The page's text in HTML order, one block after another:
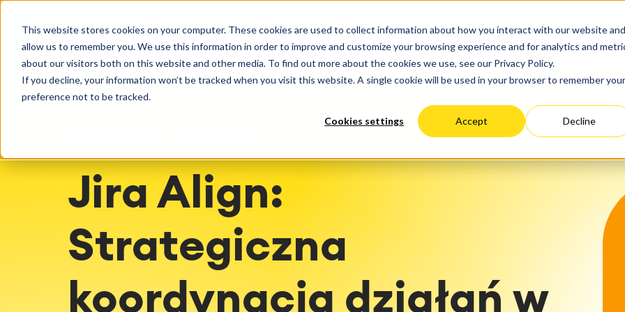
This website stores cookies on your computer. These cookies are used to collect information about how you interact with our website and
allow us to remember you. We use this information in order to improve and customize your browsing experience and for analytics and
about our visitors both on this website and other media. To find out more about the cookies we use, see our Privacy Policy.
If you decline, your information won’t be tracked when you visit this website. A single cookie will be used in your browser to remember your
preference not to be tracked.
Cookies settings Accept Decline
ROZWIĄZANIA
Agile & DevOps
DevOps
Zarządzanie wymaganiami
Programowanie zwinne
Test Management
Projektyt & Zarządzanie pracą
Rejestrowanie i planowanie czasu
Procesy Biznesowe
System zarządzania nauczaniem
Rozwiązania ERP
Zarządzanie usługami
Zarządzanie usługami
informatycznymi i CMDB
Podróż zarządzania
Zarządzanie aktywami
Management)
Integracje
Integracja SAP
Atlassian Backup & Restore
USŁUGI
Doradztwo
Licencje
Usługi Cloudowe
Zarządzany Hosting
Konfiguracja
Wsparcie
Optymalizacja Wydajności
Migracja
Migracja do Clouda
Akademia catworkx
Wszystkie szkolenia catworkx,
Kalendarz Szkoleń
Tworzenie niestandardowych treści
edukacyjnych
Samodzielne szkolenie w Twoim
systemie
procesów
Strategia Środowiska IT
O NAS
Odkryj więcej o catworkx.
Stany
Zjednoczone
Historie klientów Kariera
Blog Materiały
Jira Align:
Strategiczna
koordynacja działań w